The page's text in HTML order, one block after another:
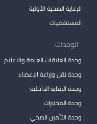
الرعاية الصحية الأولية
المستشفيات
الوحدات
وحدة العلاقات العامة والاعلام
وحدة نقل وزراعة الاعضاء
وحدة الرقابة الداخلية
وحدة المختبرات
وحدة التأمين الصحي